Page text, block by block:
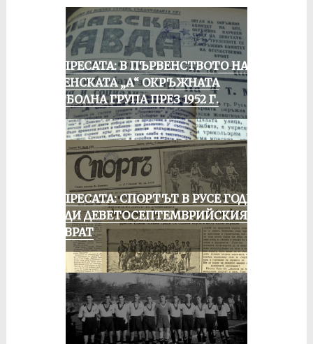
ОТ ПРЕСАТА: В ПЪРВЕНСТВОТО НА
РУСЕНСКАТА „А“ ОКРЪЖНАТА
ФУТБОЛНА ГРУПА ПРЕЗ 1952 Г.
ОТ ПРЕСАТА: СПОРТЪТ В РУСЕ ГОДИНА
ПРЕДИ ДЕВЕТОСЕПТЕМВРИЙСКИЯ
ПРЕВРАТ